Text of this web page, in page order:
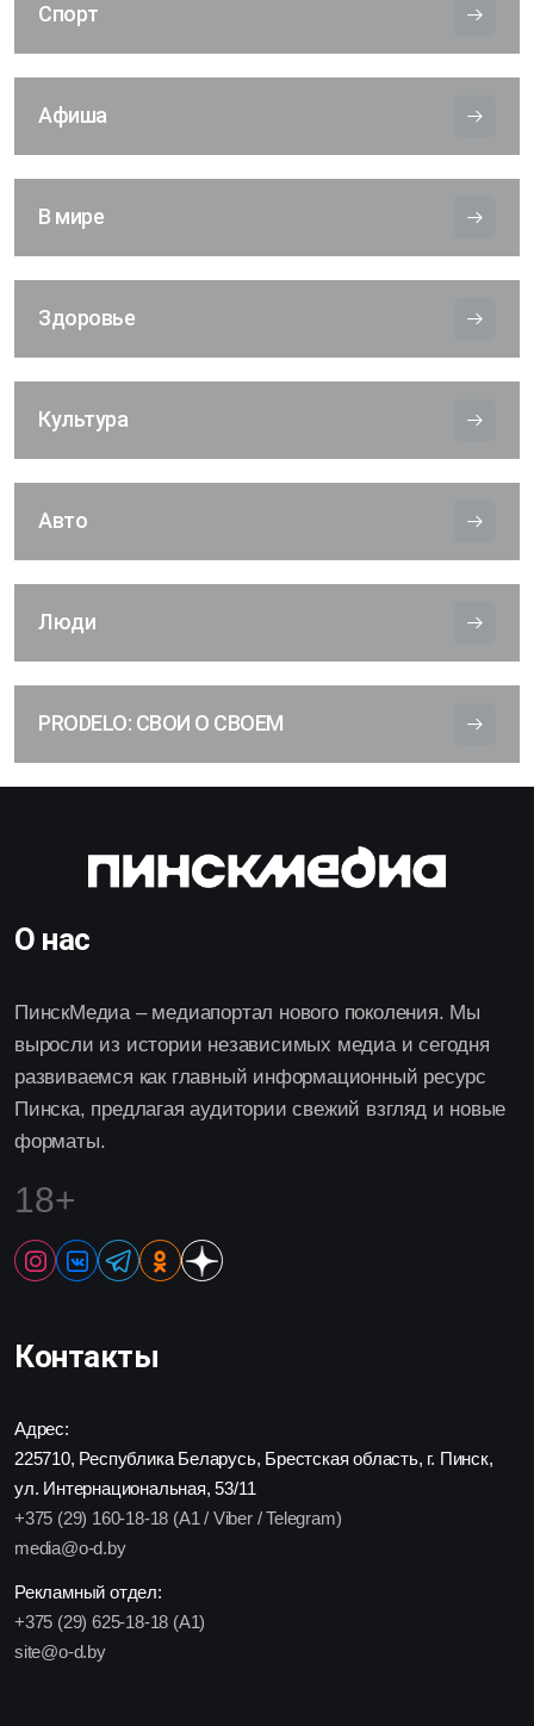
Спорт
Афиша
В мире
Здоровье
Культура
Авто
Люди
PRODELO: СВОИ О СВОЕМ
О нас
ПинскМедиа – медиапортал нового поколения. Мы
выросли из истории независимых медиа и сегодня
развиваемся как главный информационный ресурс
Пинска, предлагая аудитории свежий взгляд и новые
форматы.
18+
Контакты
Адрес:
225710, Республика Беларусь, Брестская область, г. Пинск,
ул. Интернациональная, 53/11
+375 (29) 160-18-18 (A1 / Viber / Telegram)
media@o-d.by
Рекламный отдел:
+375 (29) 625-18-18 (A1)
site@o-d.by